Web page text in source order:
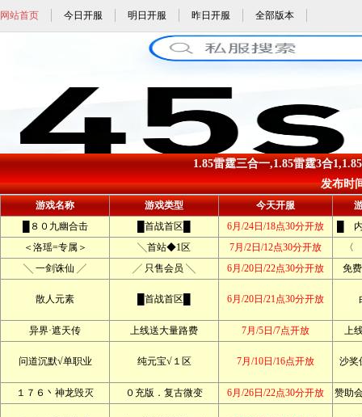
网站首页 今日开服 明日开服 昨日开服 全部版本
1.85雷霆三合一,1.85雷霆3合
发布时
游戏名称 游戏类型 今天开服
█８０九幽合击
█首战首区█ 6月/24日/18点30分开放
█
＜洛瑶=专属＞
╲首站◆1区 7月/2日/12点30分开放
╲ 一剑诛仙 ╱
╱ 只售会员 ╲ 6月/20日/22点30分开放 免
散人元素 █首战首区█ 6月/20日/21点30分开放
异界·遮天传 上线送大量路费 7月/5日/7点开放 上
问道沉默√单职业 纯元宝√１区 7月/10日/16点开放 沙奖
１７６丶神龙毁灭 ０充版．复古微变 6月/26日/22点30分开放 赞助